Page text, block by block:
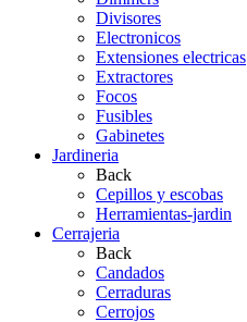
Divisores
Electronicos
Extensiones electricas
Extractores
Focos
Fusibles
Gabinetes
Jardineria
Back
Cepillos y escobas
Herramientas-jardin
Cerrajeria
Back
Candados
Cerraduras
Cerrojos